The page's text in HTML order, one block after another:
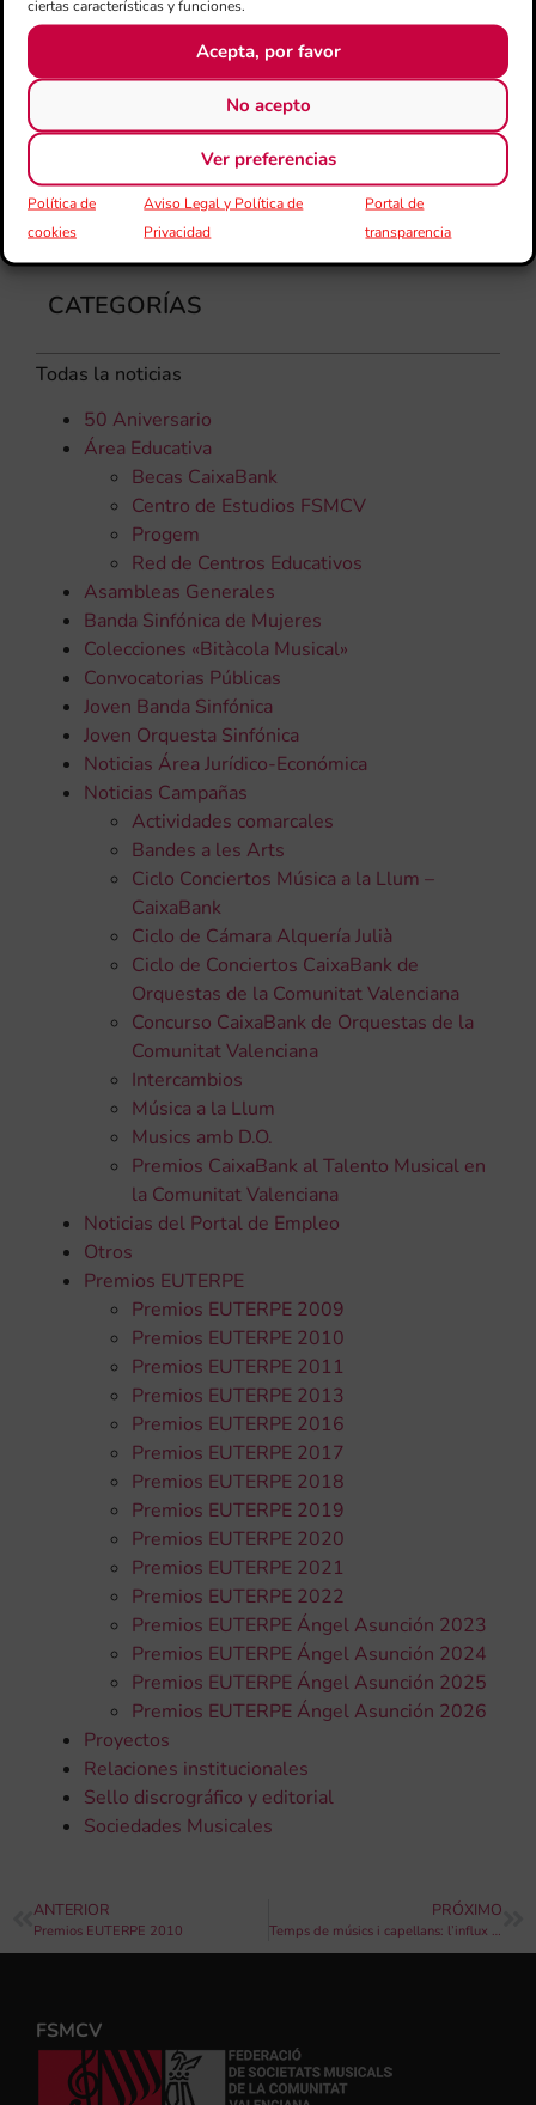
ciertas características y funciones.
Acepta, por favor
No acepto
Ver preferencias
Política de
cookies
Aviso Legal y Política de
Privacidad
Portal de
transparencia
CATEGORÍAS
Todas la noticias
50 Aniversario
Área Educativa
Becas CaixaBank
Centro de Estudios FSMCV
Progem
Red de Centros Educativos
Asambleas Generales
Banda Sinfónica de Mujeres
Colecciones «Bitàcola Musical»
Convocatorias Públicas
Joven Banda Sinfónica
Joven Orquesta Sinfónica
Noticias Área Jurídico-Económica
Noticias Campañas
Actividades comarcales
Bandes a les Arts
Ciclo Conciertos Música a la Llum –
CaixaBank
Ciclo de Cámara Alquería Julià
Ciclo de Conciertos CaixaBank de
Orquestas de la Comunitat Valenciana
Concurso CaixaBank de Orquestas de la
Comunitat Valenciana
Intercambios
Música a la Llum
Musics amb D.O.
Premios CaixaBank al Talento Musical en
la Comunitat Valenciana
Noticias del Portal de Empleo
Otros
Premios EUTERPE
Premios EUTERPE 2009
Premios EUTERPE 2010
Premios EUTERPE 2011
Premios EUTERPE 2013
Premios EUTERPE 2016
Premios EUTERPE 2017
Premios EUTERPE 2018
Premios EUTERPE 2019
Premios EUTERPE 2020
Premios EUTERPE 2021
Premios EUTERPE 2022
Premios EUTERPE Ángel Asunción 2023
Premios EUTERPE Ángel Asunción 2024
Premios EUTERPE Ángel Asunción 2025
Premios EUTERPE Ángel Asunción 2026
Proyectos
Relaciones institucionales
Sello discrográfico y editorial
Sociedades Musicales
ANTERIOR
Premios EUTERPE 2010
PRÓXIMO
Temps de músics i capellans: l’influx del motu proprio Tra le sollicitudini a la diòcesi de València (1903-1936)
FSMCV